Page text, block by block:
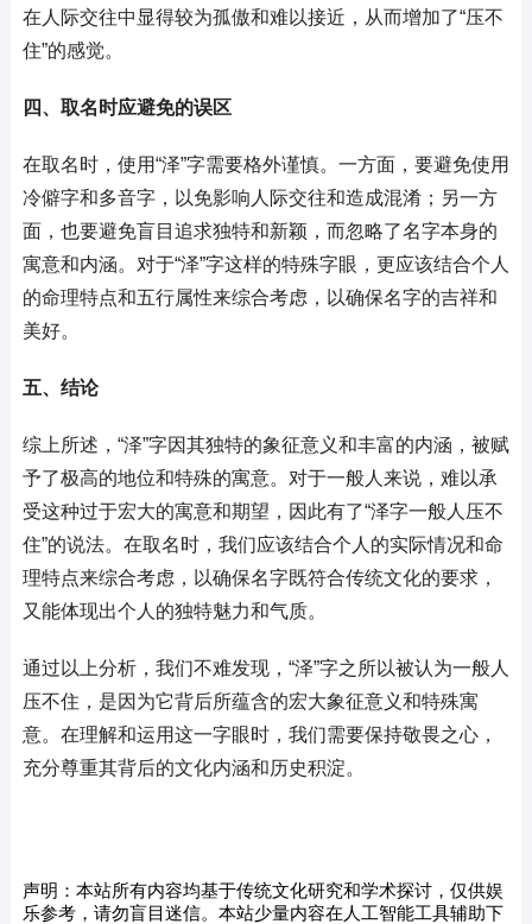
在人际交往中显得较为孤傲和难以接近，从而增加了“压不
住”的感觉。
四、取名时应避免的误区
在取名时，使用“泽”字需要格外谨慎。一方面，要避免使用
冷僻字和多音字，以免影响人际交往和造成混淆；另一方
面，也要避免盲目追求独特和新颖，而忽略了名字本身的
寓意和内涵。对于“泽”字这样的特殊字眼，更应该结合个人
的命理特点和五行属性来综合考虑，以确保名字的吉祥和
美好。
五、结论
综上所述，“泽”字因其独特的象征意义和丰富的内涵，被赋
予了极高的地位和特殊的寓意。对于一般人来说，难以承
受这种过于宏大的寓意和期望，因此有了“泽字一般人压不
住”的说法。在取名时，我们应该结合个人的实际情况和命
理特点来综合考虑，以确保名字既符合传统文化的要求，
又能体现出个人的独特魅力和气质。
通过以上分析，我们不难发现，“泽”字之所以被认为一般人
压不住，是因为它背后所蕴含的宏大象征意义和特殊寓
意。在理解和运用这一字眼时，我们需要保持敬畏之心，
充分尊重其背后的文化内涵和历史积淀。
声明：本站所有内容均基于传统文化研究和学术探讨，仅供娱
乐参考，请勿盲目迷信。本站少量内容在人工智能工具辅助下